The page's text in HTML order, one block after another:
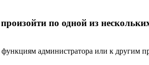
по одной из
функциям администратора или к другим